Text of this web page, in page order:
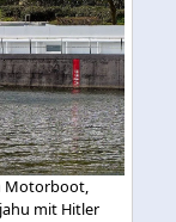
Motorboot,
mit Hitler